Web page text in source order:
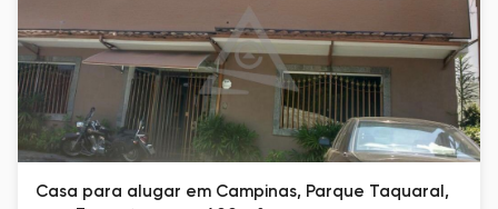
Casa para alugar em Campinas, Parque Taquaral,